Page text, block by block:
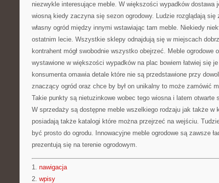
niezwykle interesujące meble. W większości wypadków dostawa
wiosną kiedy zaczyna się sezon ogrodowy. Ludzie rozglądają
własny ogród między innymi wstawiając tam meble. Niekiedy
ostatnim lecie. Wszystkie sklepy odnajdują się w miejscach
kontrahent mógł swobodnie wszystko obejrzeć. Meble ogrodowe
wystawione w większości wypadków na plac bowiem łatwiej się
konsumenta omawia detale które nie są przedstawione przy
znaczący ogród oraz chce by był on unikalny to może zamówić
Takie punkty są nietuzinkowe wobec tego wiosna i latem otwarte
W sprzedaży są dostępne meble wszelkiego rodzaju jak także w
posiadają także katalogi które można przejrzeć na wejściu.
być prosto do ogrodu. Innowacyjne meble ogrodowe są zawsze
prezentują się na terenie ogrodowym.
1. nawigacja
2. wpisy